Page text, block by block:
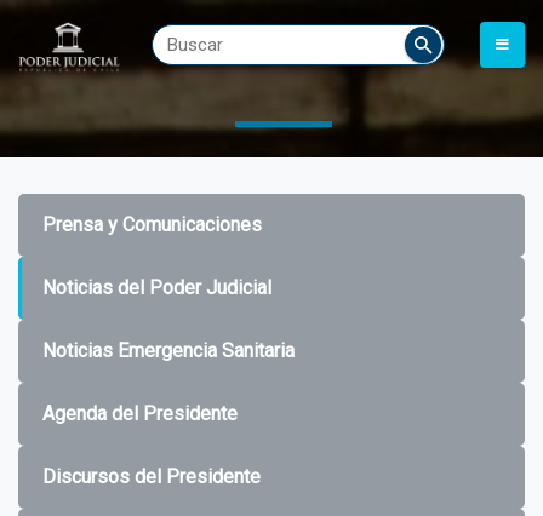
Prensa y Comunicaciones
Noticias del Poder Judicial
Noticias Emergencia Sanitaria
Agenda del Presidente
Discursos del Presidente